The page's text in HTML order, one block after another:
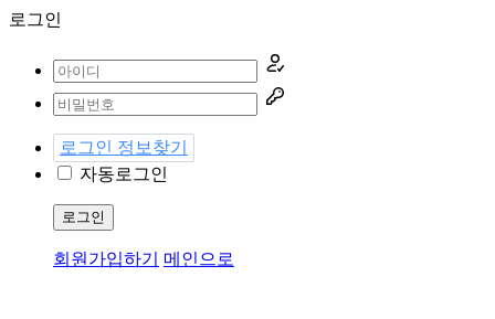
로그인
로그인 정보찾기
자동로그인
로그인
회원가입하기 메인으로